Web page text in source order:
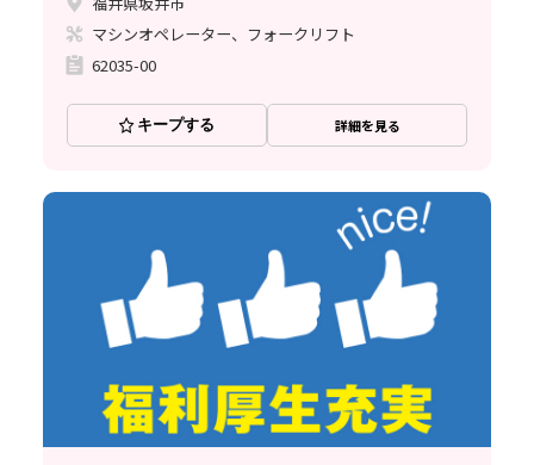
マシンオペレーター、フォークリフト
62035-00
キープする 詳細を見る